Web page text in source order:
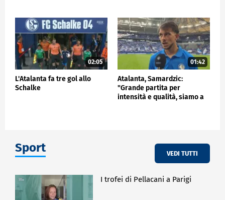
02:05
L'Atalanta fa tre gol allo
Schalke
01:42
Atalanta, Samardzic:
"Grande partita per
intensità e qualità, siamo a
Sport VEDI TUTTI
I trofei di Pellacani a Parigi